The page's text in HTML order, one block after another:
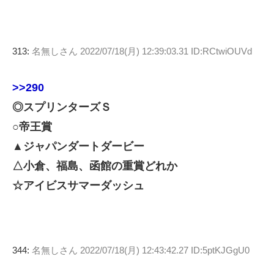
313: 名無しさん 2022/07/18(月) 12:39:03.31 ID:RCtwiOUVd
>>290
◎スプリンターズＳ
○帝王賞
▲ジャパンダートダービー
△小倉、福島、函館の重賞どれか
☆アイビスサマーダッシュ
344: 名無しさん 2022/07/18(月) 12:43:42.27 ID:5ptKJGgU0